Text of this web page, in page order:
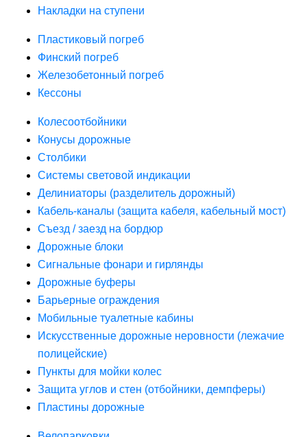
Накладки на ступени
Пластиковый погреб
Финский погреб
Железобетонный погреб
Кессоны
Колесоотбойники
Конусы дорожные
Столбики
Системы световой индикации
Делиниаторы (разделитель дорожный)
Кабель-каналы (защита кабеля, кабельный мост)
Съезд / заезд на бордюр
Дорожные блоки
Сигнальные фонари и гирлянды
Дорожные буферы
Барьерные ограждения
Мобильные туалетные кабины
Искусственные дорожные неровности (лежачие
полицейские)
Пункты для мойки колес
Защита углов и стен (отбойники, демпферы)
Пластины дорожные